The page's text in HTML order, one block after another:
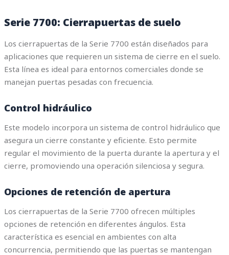
Serie 7700: Cierrapuertas de suelo
Los cierrapuertas de la Serie 7700 están diseñados para
aplicaciones que requieren un sistema de cierre en el suelo.
Esta línea es ideal para entornos comerciales donde se
manejan puertas pesadas con frecuencia.
Control hidráulico
Este modelo incorpora un sistema de control hidráulico que
asegura un cierre constante y eficiente. Esto permite
regular el movimiento de la puerta durante la apertura y el
cierre, promoviendo una operación silenciosa y segura.
Opciones de retención de apertura
Los cierrapuertas de la Serie 7700 ofrecen múltiples
opciones de retención en diferentes ángulos. Esta
característica es esencial en ambientes con alta
concurrencia, permitiendo que las puertas se mantengan